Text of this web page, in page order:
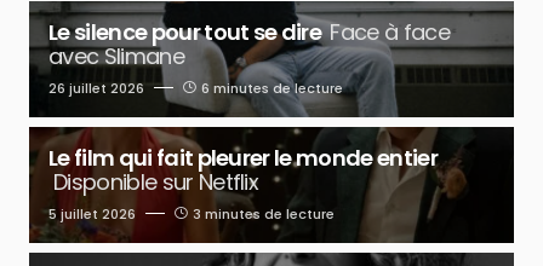
Le silence pour tout se dire Face à face
avec Slimane
26 juillet 2026 6 minutes de lecture
Le film qui fait pleurer le monde entier
Disponible sur Netflix
5 juillet 2026 3 minutes de lecture